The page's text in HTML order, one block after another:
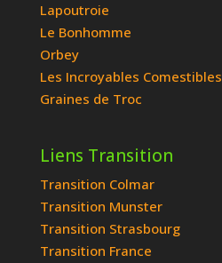
Lapoutroie
Le Bonhomme
Orbey
Les Incroyables Comestibles
Graines de Troc
Liens Transition
Transition Colmar
Transition Munster
Transition Strasbourg
Transition France